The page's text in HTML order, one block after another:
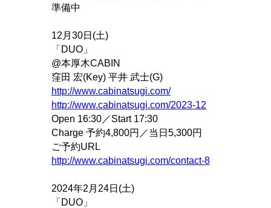
準備中
12月30日(土)
「DUO」
@本厚木CABIN
窪田 宏(Key) 平井 武士(G)
http://www.cabinatsugi.com/
http://www.cabinatsugi.com/2023-12
Open 16:30／Start 17:30
Charge 予約4,800円／当日5,300円
ご予約URL
http://www.cabinatsugi.com/contact-8
2024年2月24日(土)
「DUO」